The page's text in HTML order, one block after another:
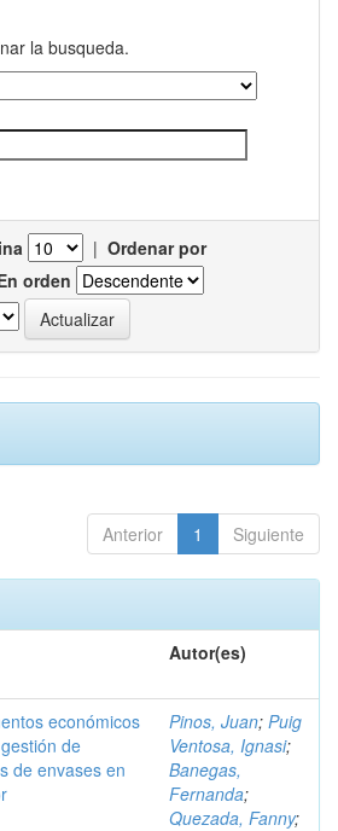
la busqueda.
| Ordenar por
orden
Anterior 1 Siguiente
Autor(es)
económicos
de
de envases en
Pinos, Juan; Puig
Ventosa, Ignasi;
Banegas,
Fernanda;
Quezada, Fanny;